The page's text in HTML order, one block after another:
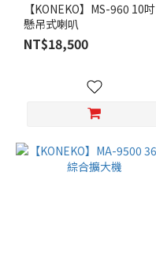
【KONEKO】MS-960 10吋
懸吊式喇叭
NT$18,500